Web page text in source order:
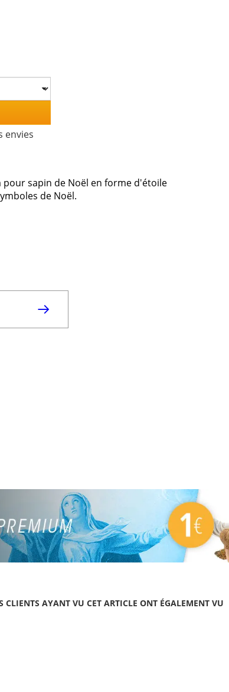
envies
sapin de Noël en forme d'étoile
de Noël.
CLIENTS AYANT VU CET ARTICLE ONT ÉGALEMENT VU